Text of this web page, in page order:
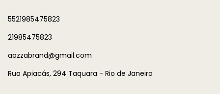
5521985475823
21985475823
aazzabrand@gmail.com
Rua Apiacás, 294 Taquara - Rio de Janeiro